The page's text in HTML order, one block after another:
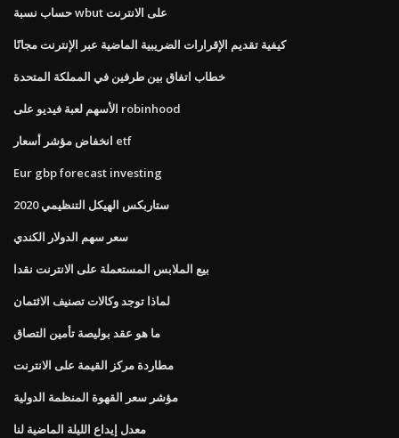
حساب نسبة wbut على الانترنت
كيفية تقديم الإقرارات الضريبية الماضية عبر الإنترنت مجانًا
خطاب اتفاق بين طرفين في المملكة المتحدة
الأسهم لعبة فيديو على robinhood
انخفاض مؤشر أسعار etf
Eur gbp forecast investing
ستاربكس الهيكل التنظيمي 2020
سعر سهم الدولار الكندي
بيع الملابس المستعملة على الانترنت نقدا
لماذا توجد وكالات تصنيف الائتمان
ما هو عقد بوليصة تأمين التصاق
مطاردة مركز القيمة على الانترنت
مؤشر سعر القهوة المنظمة الدولية
معدل إيداع الليلة الماضية لنا